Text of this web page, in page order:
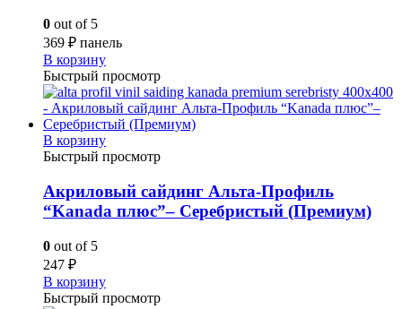
0 out of 5
369 ₽ панель
В корзину
Быстрый просмотр
В корзину
Быстрый просмотр
Акриловый сайдинг Альта-Профиль
“Kanada плюс”– Серебристый (Премиум)
0 out of 5
247 ₽
В корзину
Быстрый просмотр